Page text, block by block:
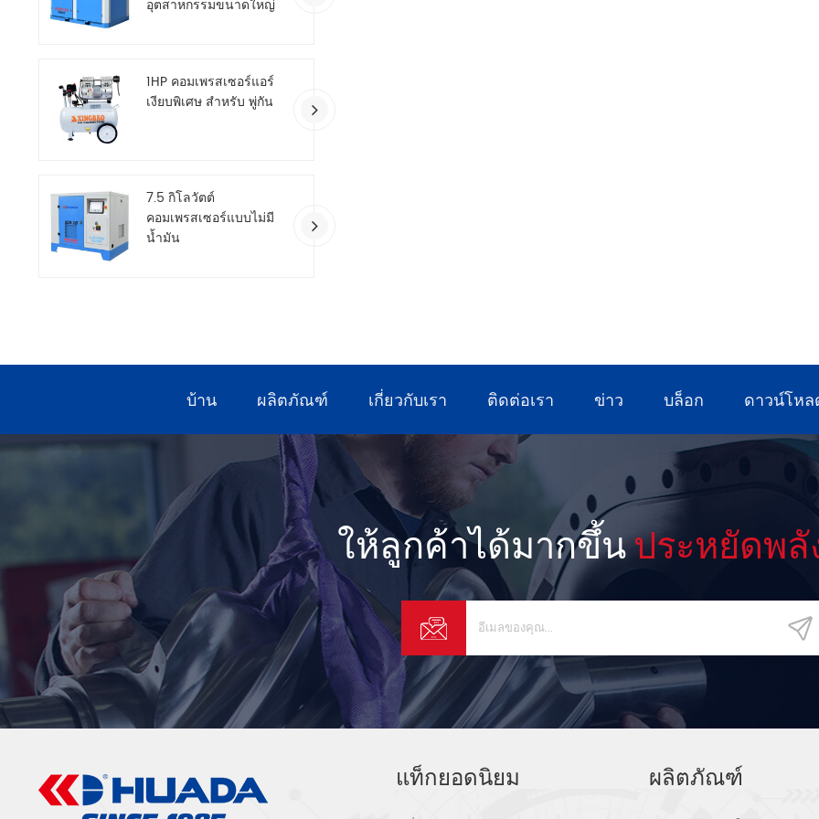
อุตสาหกรรมขนาดใหญ่
1HP คอมเพรสเซอร์แอร์
เงียบพิเศษ สำหรับ พู่กัน
7.5 กิโลวัตต์
คอมเพรสเซอร์แบบไม่มี
น้ำมัน
บ้าน ผลิตภัณฑ์ เกี่ยวกับเรา ติดต่อเรา ข่าว บล็อก ดาวน์โหล
ให้ลูกค้าได้มากขึ้นประหยัดพลั
แท็กยอดนิยม ผลิตภัณฑ์